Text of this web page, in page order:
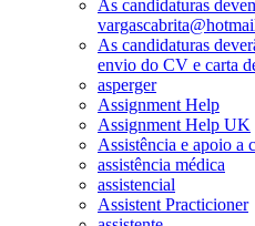
As candidaturas
As candidaturas
envio do CV e carta
asperger
Assignment Help
Assignment Help UK
Assistência e apoio a
assistência médica
assistencial
Assistent Practicioner